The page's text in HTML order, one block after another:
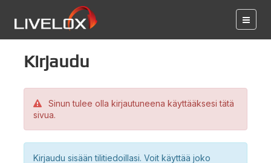
Kirjaudu
Sinun tulee olla kirjautuneena käyttääksesi tätä
sivua.
Kirjaudu sisään tilitiedoillasi. Voit käyttää joko